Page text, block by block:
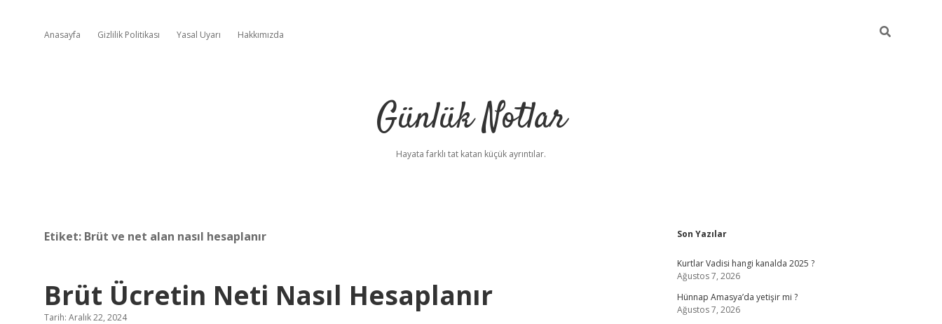
Anasayfa Gizlilik Politikası Yasal Uyarı Hakkımızda
Günlük Notlar
Hayata farklı tat katan küçük ayrıntılar.
Etiket: Brüt ve net alan nasıl hesaplanır
Brüt Ücretin Neti Nasıl Hesaplanır
Tarih: Aralık 22, 2024
Sidebar
Son Yazılar
Kurtlar Vadisi hangi kanalda 2025 ?
Ağustos 7, 2026
Hünnap Amasya’da yetişir mi ?
Ağustos 7, 2026